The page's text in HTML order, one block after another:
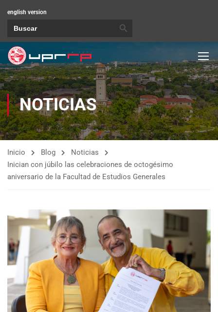
english version
NOTICIAS
Inicio Blog
Noticias
Inician con júbilo las celebraciones de octogésimo
aniversario de la Facultad de Estudios Generales